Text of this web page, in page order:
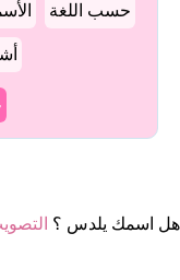
حسب اللغة
هل اسمك يلدس ؟